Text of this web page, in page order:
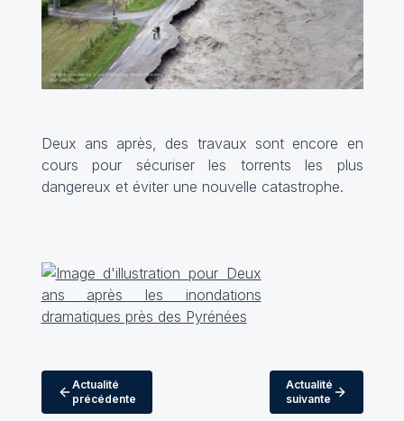
Deux ans après, des travaux sont encore en
cours pour sécuriser les torrents les plus
dangereux et éviter une nouvelle catastrophe.
Actualité
précédente
Actualité
suivante